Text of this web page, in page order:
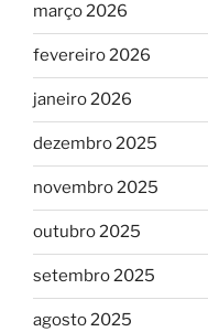
março 2026
fevereiro 2026
janeiro 2026
dezembro 2025
novembro 2025
outubro 2025
setembro 2025
agosto 2025